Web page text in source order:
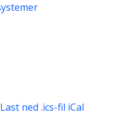
Last ned .ics-fil iCal